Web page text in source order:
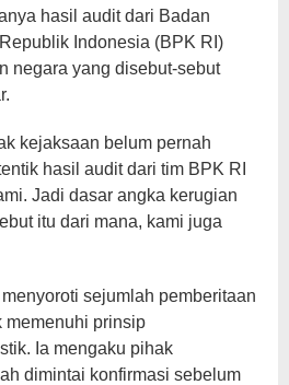
hasil audit dari Badan
Indonesia (BPK RI)
negara yang disebut-sebut
kejaksaan belum pernah
hasil audit dari tim BPK RI
Jadi dasar angka kerugian
itu dari mana, kami juga
sejumlah pemberitaan
memenuhi prinsip
Ia mengaku pihak
dimintai konfirmasi sebelum